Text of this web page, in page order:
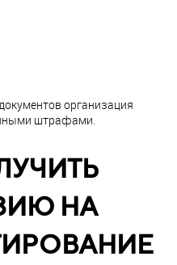
организация
штрафами.
НА